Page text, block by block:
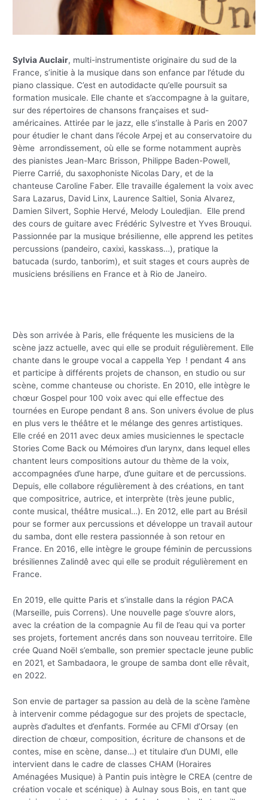
Sylvia Auclair, multi-instrumentiste originaire du sud de la
France, s’initie à la musique dans son enfance par l’étude du
piano classique. C’est en autodidacte qu’elle poursuit sa
formation musicale. Elle chante et s’accompagne à la guitare,
sur des répertoires de chansons françaises et sud-
américaines. Attirée par le jazz, elle s’installe à Paris en 2007
pour étudier le chant dans l’école Arpej et au conservatoire du
9ème arrondissement, où elle se forme notamment auprès
des pianistes Jean-Marc Brisson, Philippe Baden-Powell,
Pierre Carrié, du saxophoniste Nicolas Dary, et de la
chanteuse Caroline Faber. Elle travaille également la voix avec
Sara Lazarus, David Linx, Laurence Saltiel, Sonia Alvarez,
Damien Silvert, Sophie Hervé, Melody Louledjian. Elle prend
des cours de guitare avec Frédéric Sylvestre et Yves Brouqui.
Passionnée par la musique brésilienne, elle apprend les petites
percussions (pandeiro, caxixi, kasskass…), pratique la
batucada (surdo, tanborim), et suit stages et cours auprès de
musiciens brésiliens en France et à Rio de Janeiro.
Dès son arrivée à Paris, elle fréquente les musiciens de la
scène jazz actuelle, avec qui elle se produit régulièrement. Elle
chante dans le groupe vocal a cappella Yep ! pendant 4 ans
et participe à différents projets de chanson, en studio ou sur
scène, comme chanteuse ou choriste. En 2010, elle intègre le
chœur Gospel pour 100 voix avec qui elle effectue des
tournées en Europe pendant 8 ans. Son univers évolue de plus
en plus vers le théâtre et le mélange des genres artistiques.
Elle créé en 2011 avec deux amies musiciennes le spectacle
Stories Come Back ou Mémoires d’un larynx, dans lequel elles
chantent leurs compositions autour du thème de la voix,
accompagnées d’une harpe, d’une guitare et de percussions.
Depuis, elle collabore régulièrement à des créations, en tant
que compositrice, autrice, et interprète (très jeune public,
conte musical, théâtre musical…). En 2012, elle part au Brésil
pour se former aux percussions et développe un travail autour
du samba, dont elle restera passionnée à son retour en
France. En 2016, elle intègre le groupe féminin de percussions
brésiliennes Zalindê avec qui elle se produit régulièrement en
France.
En 2019, elle quitte Paris et s’installe dans la région PACA
(Marseille, puis Correns). Une nouvelle page s’ouvre alors,
avec la création de la compagnie Au fil de l’eau qui va porter
ses projets, fortement ancrés dans son nouveau territoire. Elle
crée Quand Noël s’emballe, son premier spectacle jeune public
en 2021, et Sambadaora, le groupe de samba dont elle rêvait,
en 2022.
Son envie de partager sa passion au delà de la scène l’amène
à intervenir comme pédagogue sur des projets de spectacle,
auprès d’adultes et d’enfants. Formée au CFMI d’Orsay (en
direction de chœur, composition, écriture de chansons et de
contes, mise en scène, danse…) et titulaire d’un DUMI, elle
intervient dans le cadre de classes CHAM (Horaires
Aménagées Musique) à Pantin puis intègre le CREA (centre de
création vocale et scénique) à Aulnay sous Bois, en tant que